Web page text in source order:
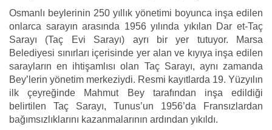
Osmanlı beylerinin 250 yıllık yönetimi boyunca inşa edilen
onlarca sarayın arasında 1956 yılında yıkılan Dar et-Taç
Sarayı (Taç Evi Sarayı) ayrı bir yer tutuyor. Marsa
Belediyesi sınırları içerisinde yer alan ve kıyıya inşa edilen
sarayların en ihtişamlısı olan Taç Sarayı, aynı zamanda
Bey’lerin yönetim merkeziydi. Resmi kayıtlarda 19. Yüzyılın
ilk çeyreğinde Mahmut Bey tarafından inşa edildiği
belirtilen Taç Sarayı, Tunus’un 1956’da Fransızlardan
bağımsızlıklarını kazanmalarının ardından yıkıldı.